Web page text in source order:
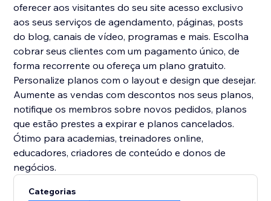
oferecer aos visitantes do seu site acesso exclusivo
aos seus serviços de agendamento, páginas, posts
do blog, canais de vídeo, programas e mais. Escolha
cobrar seus clientes com um pagamento único, de
forma recorrente ou ofereça um plano gratuito.
Personalize planos com o layout e design que desejar.
Aumente as vendas com descontos nos seus planos,
notifique os membros sobre novos pedidos, planos
que estão prestes a expirar e planos cancelados.
Ótimo para academias, treinadores online,
educadores, criadores de conteúdo e donos de
Categorias